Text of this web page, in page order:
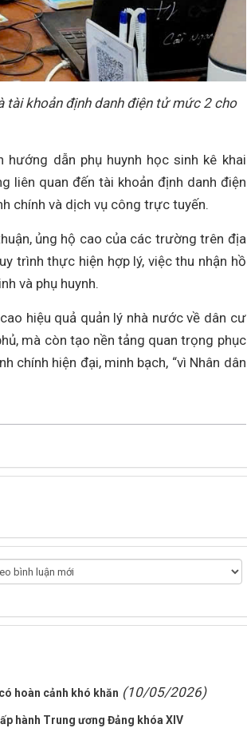
tài khoản định danh điện tử mức 2 cho
dẫn phụ huynh học sinh kê khai
liên quan đến tài khoản định danh điện
chính và dịch vụ công trực tuyến.
ủng hộ cao của các trường trên địa
trình thực hiện hợp lý, việc thu nhận hồ
và phụ huynh.
hiệu quả quản lý nhà nước về dân cư
mà còn tạo nền tảng quan trọng phục
chính hiện đại, minh bạch, “vì Nhân dân
hoàn cảnh khó khăn (10/05/2026)
hành Trung ương Đảng khóa XIV